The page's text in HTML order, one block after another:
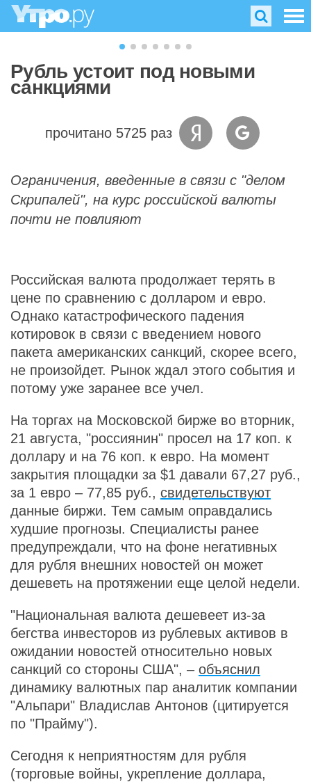
Рубль устоит под новыми
санкциями
прочитано 5725 раз
Ограничения, введенные в связи с "делом
Скрипалей", на курс российской валюты
почти не повлияют
Российская валюта продолжает терять в
цене по сравнению с долларом и евро.
Однако катастрофического падения
котировок в связи с введением нового
пакета американских санкций, скорее всего,
не произойдет. Рынок ждал этого события и
потому уже заранее все учел.
На торгах на Московской бирже во вторник,
21 августа, "россиянин" просел на 17 коп. к
доллару и на 76 коп. к евро. На момент
закрытия площадки за $1 давали 67,27 руб.,
за 1 евро – 77,85 руб., свидетельствуют
данные биржи. Тем самым оправдались
худшие прогнозы. Специалисты ранее
предупреждали, что на фоне негативных
для рубля внешних новостей он может
дешеветь на протяжении еще целой недели.
"Национальная валюта дешевеет из-за
бегства инвесторов из рублевых активов в
ожидании новостей относительно новых
санкций со стороны США", – объяснил
динамику валютных пар аналитик компании
"Альпари" Владислав Антонов (цитируется
по "Прайму").
Сегодня к неприятностям для рубля
(торговые войны, укрепление доллара,